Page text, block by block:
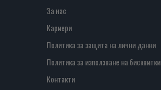
За нас
Кариери
Политика за защита на лични данни
Политика за използване на бисквитки
Контакти